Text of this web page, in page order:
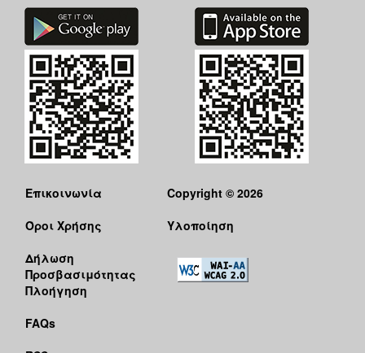
Επικοινωνία
Όροι Χρήσης
Δήλωση
Προσβασιμότητας
Πλοήγηση
FAQs
Copyright © 2026
Υλοποίηση